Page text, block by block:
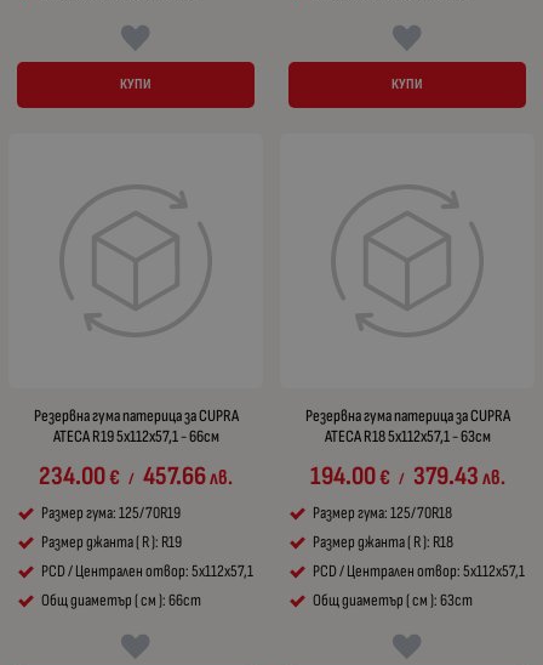
КУПИ КУПИ
Резервна гума патерица за CUPRA
ATECA R19 5x112x57,1 - 66см
234.00€ / 457.66лв.
Размер гума: 125/70R19
Размер джанта ( R ): R19
PCD / Централен отвор: 5x112x57,1
Общ диаметър ( см ): 66cm
Резервна гума патерица за CUPRA
ATECA R18 5x112x57,1 - 63см
194.00€ / 379.43лв.
Размер гума: 125/70R18
Размер джанта ( R ): R18
PCD / Централен отвор: 5x112x57,1
Общ диаметър ( см ): 63cm